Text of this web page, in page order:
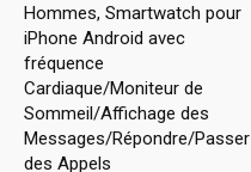
Hommes, Smartwatch pour
iPhone Android avec
fréquence
Cardiaque/Moniteur de
Sommeil/Affichage des
Messages/Répondre/Passer
des Appels